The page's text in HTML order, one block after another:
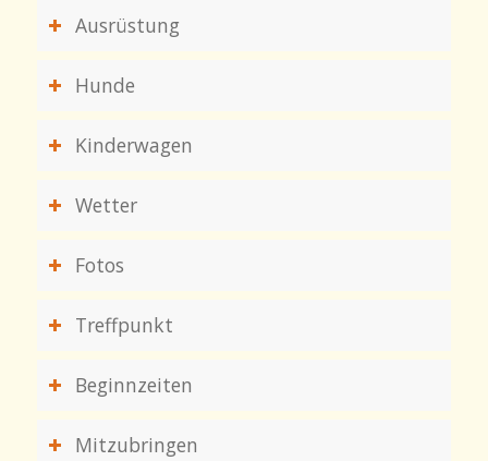
Ausrüstung
Hunde
Kinderwagen
Wetter
Fotos
Treffpunkt
Beginnzeiten
Mitzubringen